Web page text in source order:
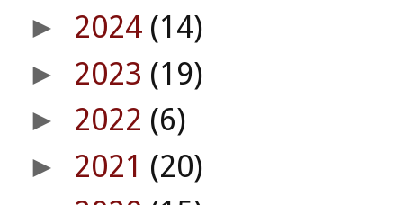
► 2024 (14)
► 2023 (19)
► 2022 (6)
► 2021 (20)